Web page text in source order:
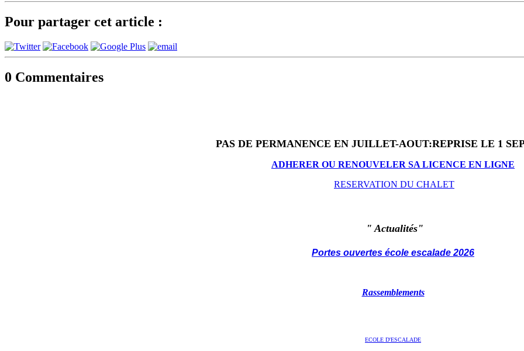
Pour partager cet article :
0 Commentaires
PAS DE PERMANENCE EN JUILLET-AOUT:REPRISE LE 1
ADHERER OU RENOUVELER SA LICENCE EN LIGNE
RESERVATION DU CHALET
" Actualités"
Portes ouvertes école escalade 2026
Rassemblements
ECOLE D'ESCALADE